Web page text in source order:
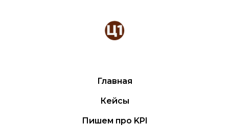
Главная
Кейсы
Пишем про KPI